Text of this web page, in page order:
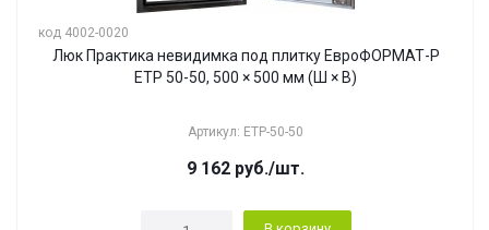
код 4002-0020
Люк Практика невидимка под плитку ЕвроФОРМАТ-Р
ЕТР 50-50, 500 × 500 мм (Ш × В)
Артикул: ЕТР-50-50
9 162 руб./шт.